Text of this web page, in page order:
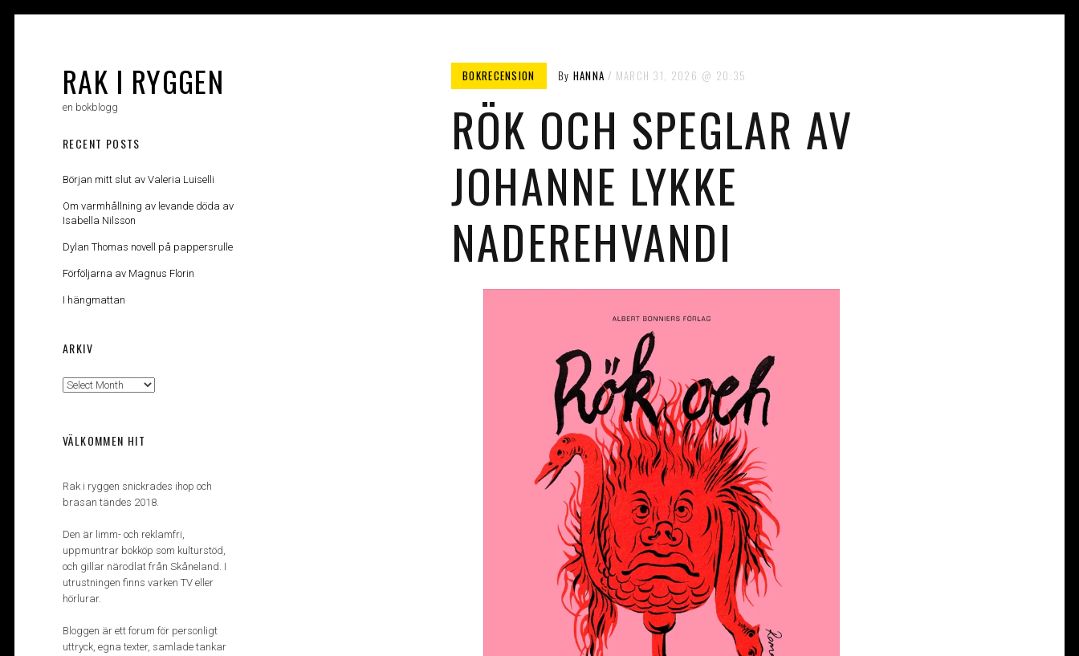
RAK I RYGGEN
en bokblogg
BOKRECENSION By HANNA MARCH 31, 2026 20:35
RÖK OCH SPEGLAR AV
JOHANNE LYKKE
NADEREHVANDI
RECENT POSTS
Början mitt slut av Valeria Luiselli
Om varmhållning av levande döda av
Isabella Nilsson
Dylan Thomas novell på pappersrulle
Förföljarna av Magnus Florin
I hängmattan
ARKIV
Arkiv
VÄLKOMMEN HIT
Rak i ryggen snickrades ihop och
brasan tändes 2018.
Den är limm- och reklamfri,
uppmuntrar bokköp som kulturstöd,
och gillar närodlat från Skåneland. I
utrustningen finns varken TV eller
hörlurar.
Bloggen är ett forum för personligt
uttryck, egna texter, samlade tankar